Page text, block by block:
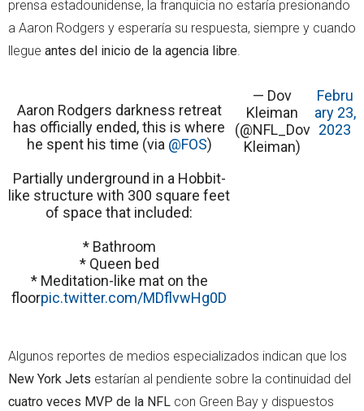
prensa estadounidense, la franquicia no estaría presionando
a Aaron Rodgers y esperaría su respuesta, siempre y cuando
llegue antes del inicio de la agencia libre.
Aaron Rodgers darkness retreat
has officially ended, this is where
he spent his time (via @FOS)
Partially underground in a Hobbit-
like structure with 300 square feet
of space that included:
* Bathroom
* Queen bed
* Meditation-like mat on the
floorpic.twitter.com/MDflvwHg0D
— Dov
Kleiman
(@NFL_Dov
Kleiman)
Febru
ary 23,
2023
Algunos reportes de medios especializados indican que los
New York Jets estarían al pendiente sobre la continuidad del
cuatro veces MVP de la NFL con Green Bay y dispuestos